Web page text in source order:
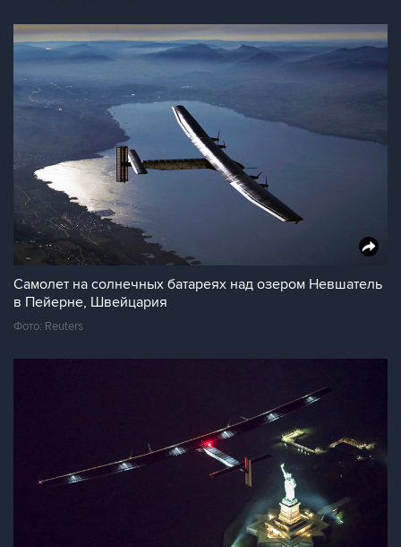
Самолет на солнечных батареях над озером Невшатель
в Пейерне, Швейцария
Фото: Reuters